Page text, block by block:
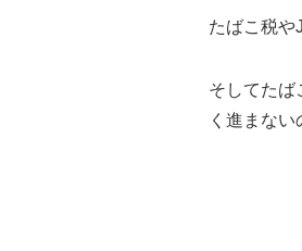
たばこ税や
そしてたば
く進まない